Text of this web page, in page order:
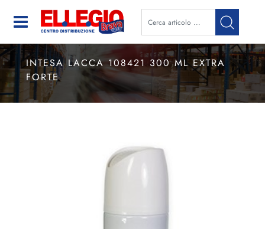
Open
INTESA LACCA 108421 300 ML EXTRA
FORTE